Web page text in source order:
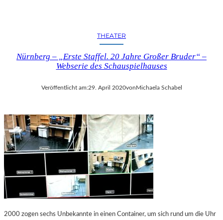
THEATER
Nürnberg – „Erste Staffel. 20 Jahre Großer Bruder“ –
Webserie des Schauspielhauses
Veröffentlicht am:29. April 2020von Michaela Schabel
2000 zogen sechs Unbekannte in einen Container, um sich rund um die Uhr